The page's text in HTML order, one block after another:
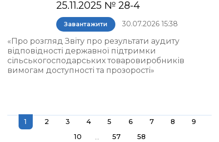
25.11.2025 № 28-4
Завантажити 30.07.2026 15:38
«Про розгляд Звіту про результати аудиту
відповідності державної підтримки
сільськогосподарських товаровиробників
вимогам доступності та прозорості»
1 2 3 4 5 6 7 8
9
10
... 57 58